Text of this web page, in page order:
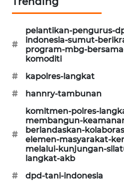
#
pelantikan-pengurus-
indonesia-sumut-
program-mbg-
komoditi
#
kapolres-langkat
#
hannry-tambunan
#
komitmen-polres-
membangun-
berlandaskan-
elemen-masyarakat-
melalui-kunjungan-
langkat-akb
#
dpd-tani-indonesia